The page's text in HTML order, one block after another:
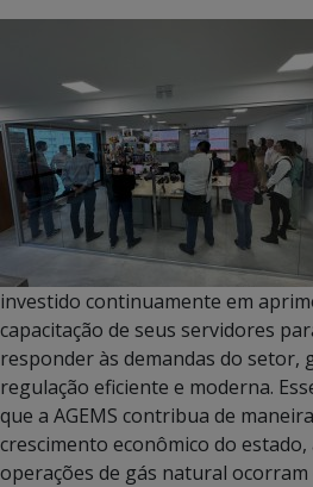
investido continuamente em
capacitação de seus servidores
responder às demandas do setor,
regulação eficiente e moderna.
que a AGEMS contribua de
crescimento econômico do
operações de gás natural ocorram